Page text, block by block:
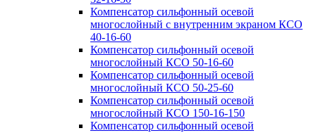
Компенсатор сильфонный осевой
многослойный с внутренним экраном КСО
40-16-60
Компенсатор сильфонный осевой
многослойный КСО 50-16-60
Компенсатор сильфонный осевой
многослойный КСО 50-25-60
Компенсатор сильфонный осевой
многослойный КСО 150-16-150
Компенсатор сильфонный осевой